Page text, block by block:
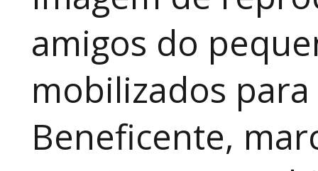
amigos do
mobilizados
Beneficente,